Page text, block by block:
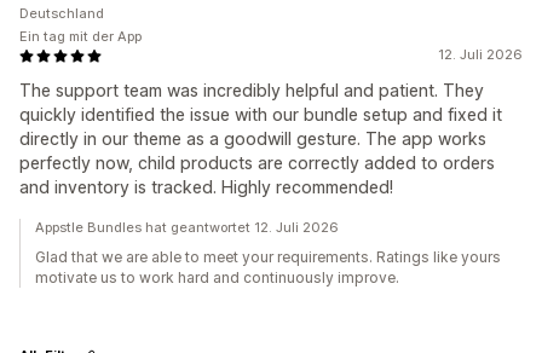
12. Juli 2026
The support team was incredibly helpful and patient. They
quickly identified the issue with our bundle setup and fixed it
directly in our theme as a goodwill gesture. The app works
perfectly now, child products are correctly added to orders
and inventory is tracked. Highly recommended!
Deutschland
Ein tag mit der App
Appstle Bundles hat geantwortet 12. Juli 2026
Glad that we are able to meet your requirements. Ratings like yours
motivate us to work hard and continuously improve.